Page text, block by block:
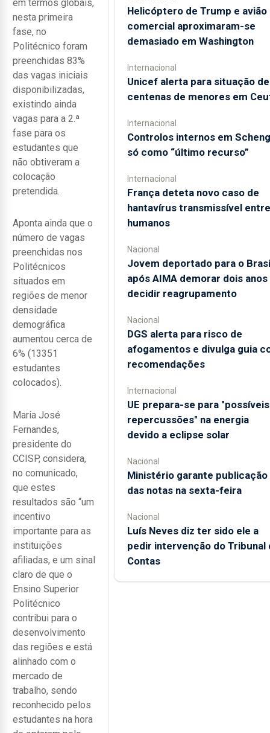
em termos globais,
nesta primeira
fase, no
Politécnico foram
preenchidas 83%
das vagas iniciais
disponibilizadas,
existindo ainda
vagas para a 2.ª
fase para os
estudantes que
não obtiveram a
colocação
pretendida.
Aponta ainda que o
número de vagas
preenchidas nos
Politécnicos
situados em
regiões de menor
densidade
demográfica
aumentou cerca de
6% (13351
estudantes
colocados).
Maria José
Fernandes,
presidente do
CCISP, considera,
no comunicado,
que estes
resultados são “um
incentivo
importante para as
instituições
afiliadas, e um sinal
claro de que o
Ensino Superior
Politécnico
contribui para o
desenvolvimento
das regiões e está
alinhado com o
mercado de
trabalho, sendo
reconhecido pelos
estudantes na hora
Helicóptero de Trump e avião
comercial aproximaram-se
demasiado em Washington
Internacional
Unicef alerta para situação de
centenas de menores em
Internacional
Controlos internos em
só como “último recurso”
Internacional
França deteta novo caso de
hantavírus transmissível entre
humanos
Nacional
Jovem deportado para o
após AIMA demorar dois anos
decidir reagrupamento
Nacional
DGS alerta para risco de
afogamentos e divulga guia
recomendações
Internacional
UE prepara-se para "possíveis
repercussões" na energia
devido a eclipse solar
Nacional
Ministério garante publicação
das notas na sexta-feira
Nacional
Luís Neves diz ter sido ele a
pedir intervenção do Tribunal
Contas